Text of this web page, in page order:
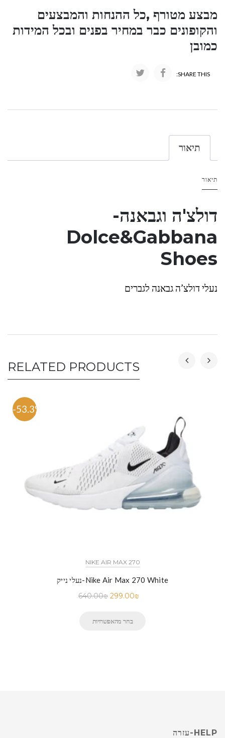
מבצע מטורף ,כל ההנחות והמבצעים
והקופונים כבר במחיר בפנים ובכל המידות
כמובן
SHARE THIS:
תיאור
תיאור
דולצ'ה וגבאנה-
Dolce&Gabbana
Shoes
נעלי דולצ’ה גבאנה לגברים
RELATED PRODUCTS
-53.3%
NIKE AIR MAX 270
נעלי נייק-Nike Air Max 270 White
640.00₪ 299.00₪
בחר מהאפשרויות
HELP-עזרה